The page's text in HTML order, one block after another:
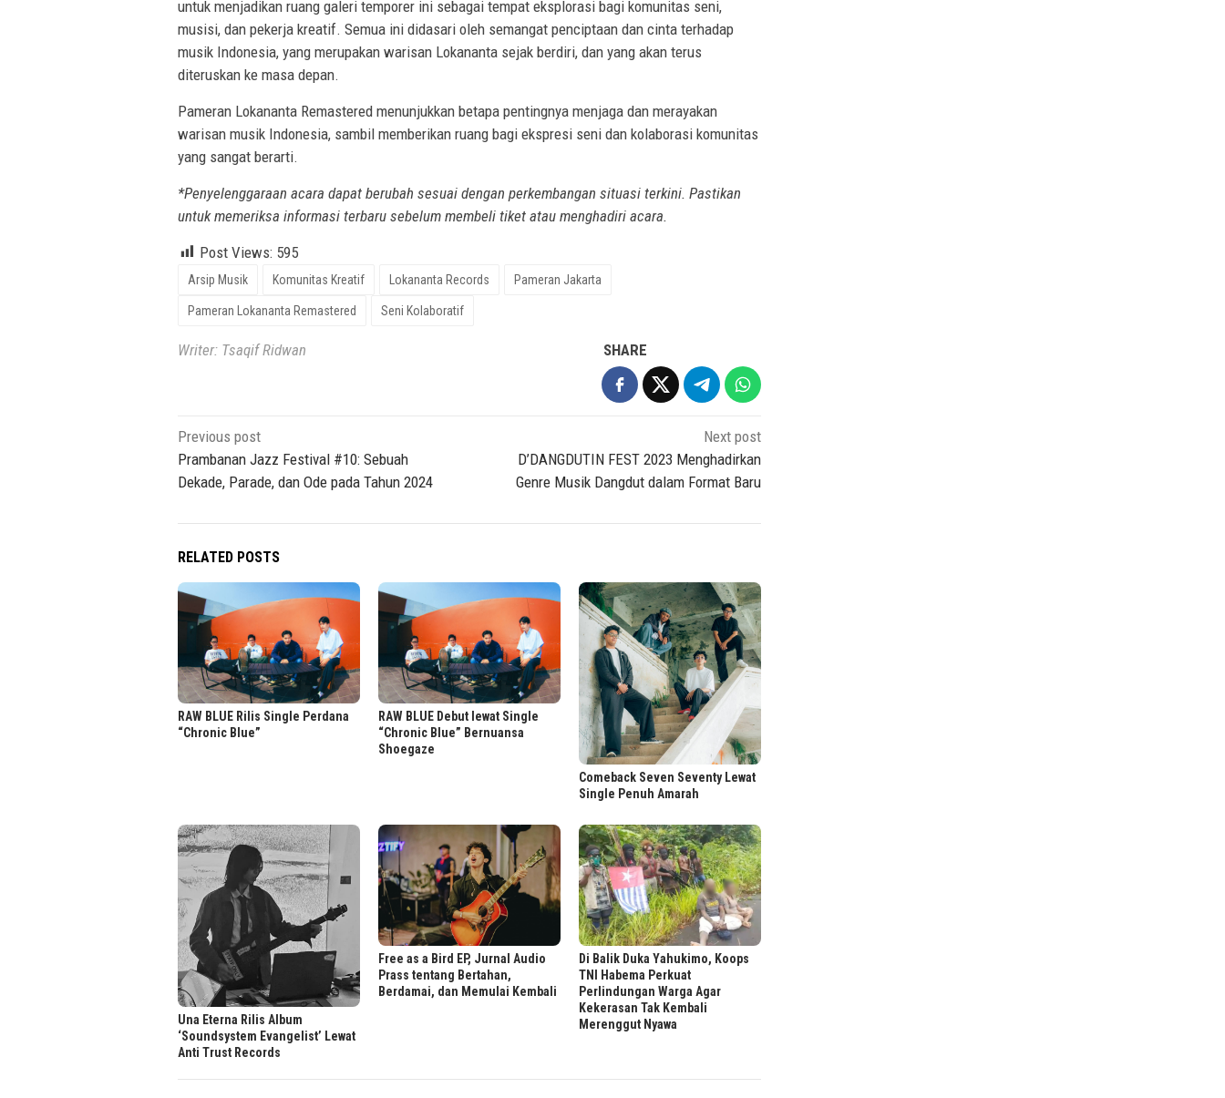
untuk menjadikan ruang galeri temporer ini sebagai tempat eksplorasi bagi komunitas seni,
musisi, dan pekerja kreatif. Semua ini didasari oleh semangat penciptaan dan cinta terhadap
musik Indonesia, yang merupakan warisan Lokananta sejak berdiri, dan yang akan terus
diteruskan ke masa depan.
Pameran Lokananta Remastered menunjukkan betapa pentingnya menjaga dan merayakan
warisan musik Indonesia, sambil memberikan ruang bagi ekspresi seni dan kolaborasi komunitas
yang sangat berarti.
*Penyelenggaraan acara dapat berubah sesuai dengan perkembangan situasi terkini. Pastikan
untuk memeriksa informasi terbaru sebelum membeli tiket atau menghadiri acara.
Post Views: 595
Arsip Musik Komunitas Kreatif Lokananta Records Pameran Jakarta
Pameran Lokananta Remastered Seni Kolaboratif
Writer: Tsaqif Ridwan SHARE
Post
navigation
Previous post
Prambanan Jazz Festival #10: Sebuah
Dekade, Parade, dan Ode pada Tahun 2024
Next post
D’DANGDUTIN FEST 2023 Menghadirkan
Genre Musik Dangdut dalam Format Baru
RELATED POSTS
RAW BLUE Rilis Single Perdana
“Chronic Blue”
RAW BLUE Debut lewat Single
“Chronic Blue” Bernuansa
Shoegaze
Comeback Seven Seventy Lewat
Single Penuh Amarah
Una Eterna Rilis Album
‘Soundsystem Evangelist’ Lewat
Anti Trust Records
Free as a Bird EP, Jurnal Audio
Prass tentang Bertahan,
Berdamai, dan Memulai Kembali
Di Balik Duka Yahukimo, Koops
TNI Habema Perkuat
Perlindungan Warga Agar
Kekerasan Tak Kembali
Merenggut Nyawa